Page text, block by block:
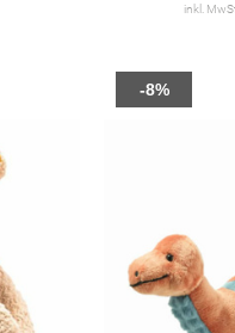
inkl.
-8%